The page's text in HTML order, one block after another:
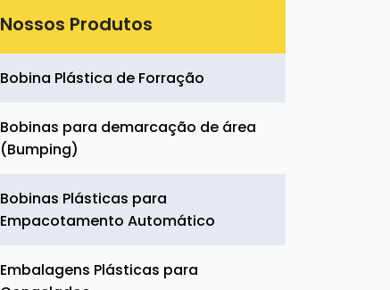
Nossos Produtos
Bobina Plástica de Forração
Bobinas para demarcação de área
(Bumping)
Bobinas Plásticas para
Empacotamento Automático
Embalagens Plásticas para